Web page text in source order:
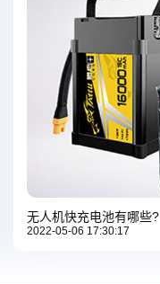
无人机快充电池有哪些?
2022-05-06 17:30:17